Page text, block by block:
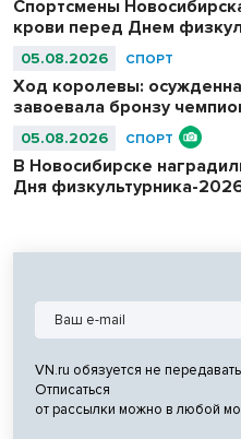
Спортсмены
крови перед Днем
05.08.2026 СПОРТ
Ход королевы:
завоевала бронзу
05.08.2026 СПОРТ
В Новосибирске
Дня физкультурника-
VN.ru обязуется не
Отписаться
от рассылки можно в любой